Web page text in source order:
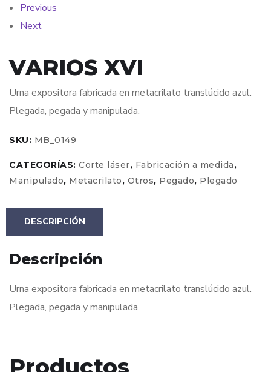
Previous
Next
VARIOS XVI
Urna expositora fabricada en metacrilato translúcido azul.
Plegada, pegada y manipulada.
SKU: MB_0149
CATEGORÍAS: Corte láser, Fabricación a medida,
Manipulado, Metacrilato, Otros, Pegado, Plegado
DESCRIPCIÓN
Descripción
Urna expositora fabricada en metacrilato translúcido azul.
Plegada, pegada y manipulada.